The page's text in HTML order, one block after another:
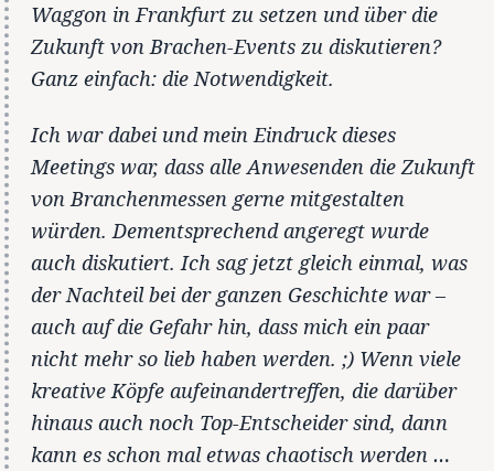
Waggon in Frankfurt zu setzen und über die
Zukunft von Brachen-Events zu diskutieren?
Ganz einfach: die Notwendigkeit.
Ich war dabei und mein Eindruck dieses
Meetings war, dass alle Anwesenden die Zukunft
von Branchenmessen gerne mitgestalten
würden. Dementsprechend angeregt wurde
auch diskutiert. Ich sag jetzt gleich einmal, was
der Nachteil bei der ganzen Geschichte war –
auch auf die Gefahr hin, dass mich ein paar
nicht mehr so lieb haben werden. ;) Wenn viele
kreative Köpfe aufeinandertreffen, die darüber
hinaus auch noch Top-Entscheider sind, dann
kann es schon mal etwas chaotisch werden …